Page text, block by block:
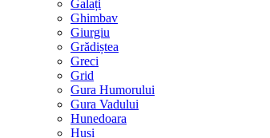
Galați
Ghimbav
Giurgiu
Grădiștea
Greci
Grid
Gura Humorului
Gura Vadului
Hunedoara
Huși